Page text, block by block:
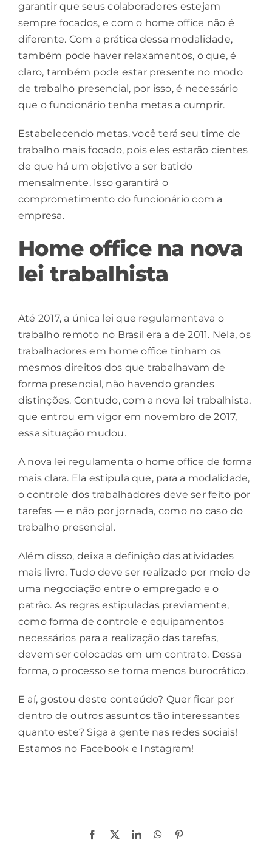
garantir que seus colaboradores estejam
sempre focados, e com o home office não é
diferente. Com a prática dessa modalidade,
também pode haver relaxamentos, o que, é
claro, também pode estar presente no modo
de trabalho presencial, por isso, é necessário
que o funcionário tenha metas a cumprir.
Estabelecendo metas, você terá seu time de
trabalho mais focado, pois eles estarão cientes
de que há um objetivo a ser batido
mensalmente. Isso garantirá o
comprometimento do funcionário com a
empresa.
Home office na nova
lei trabalhista
Até 2017, a única lei que regulamentava o
trabalho remoto no Brasil era a de 2011. Nela, os
trabalhadores em home office tinham os
mesmos direitos dos que trabalhavam de
forma presencial, não havendo grandes
distinções. Contudo, com a nova lei trabalhista,
que entrou em vigor em novembro de 2017,
essa situação mudou.
A nova lei regulamenta o home office de forma
mais clara. Ela estipula que, para a modalidade,
o controle dos trabalhadores deve ser feito por
tarefas — e não por jornada, como no caso do
trabalho presencial.
Além disso, deixa a definição das atividades
mais livre. Tudo deve ser realizado por meio de
uma negociação entre o empregado e o
patrão. As regras estipuladas previamente,
como forma de controle e equipamentos
necessários para a realização das tarefas,
devem ser colocadas em um contrato. Dessa
forma, o processo se torna menos burocrático.
E aí, gostou deste conteúdo? Quer ficar por
dentro de outros assuntos tão interessantes
quanto este? Siga a gente nas redes sociais!
Estamos no Facebook e Instagram!
Facebook
X LinkedInWhatsApp